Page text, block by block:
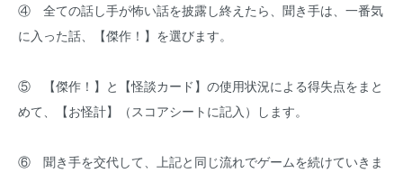
④ 全ての話し手が怖い話を披露し終えたら、聞き手は、一番気
に入った話、【傑作！】を選びます。
⑤ 【傑作！】と【怪談カード】の使用状況による得失点をまと
めて、【お怪計】（スコアシートに記入）します。
⑥ 聞き手を交代して、上記と同じ流れでゲームを続けていきま